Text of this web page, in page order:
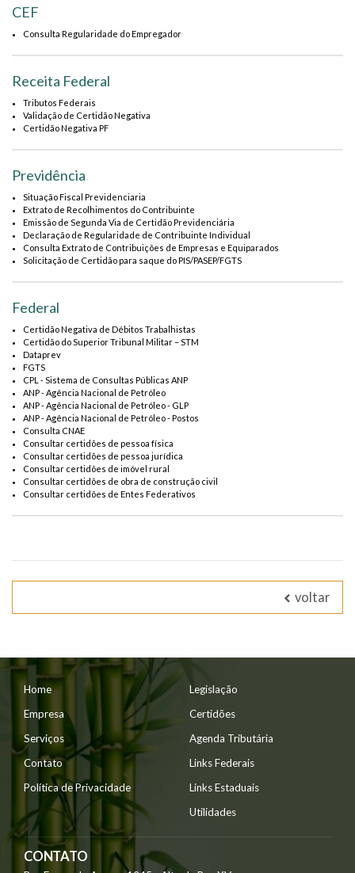
CEF
Consulta Regularidade do Empregador
Receita Federal
Tributos Federais
Validação de Certidão Negativa
Certidão Negativa PF
Previdência
Situação Fiscal Previdenciaria
Extrato de Recolhimentos do Contribuinte
Emissão de Segunda Via de Certidão Previdenciária
Declaração de Regularidade de Contribuinte Individual
Consulta Extrato de Contribuições de Empresas e Equiparados
Solicitação de Certidão para saque do PIS/PASEP/FGTS
Federal
Certidão Negativa de Débitos Trabalhistas
Certidão do Superior Tribunal Militar – STM
Dataprev
FGTS
CPL - Sistema de Consultas Públicas ANP
ANP - Agência Nacional de Petróleo
ANP - Agência Nacional de Petróleo - GLP
ANP - Agência Nacional de Petróleo - Postos
Consulta CNAE
Consultar certidões de pessoa física
Consultar certidões de pessoa jurídica
Consultar certidões de imóvel rural
Consultar certidões de obra de construção civil
Consultar certidões de Entes Federativos
voltar
Home
Empresa
Serviços
Contato
Política de Privacidade
Legislação
Certidões
Agenda Tributária
Links Federais
Links Estaduais
Utilidades
CONTATO